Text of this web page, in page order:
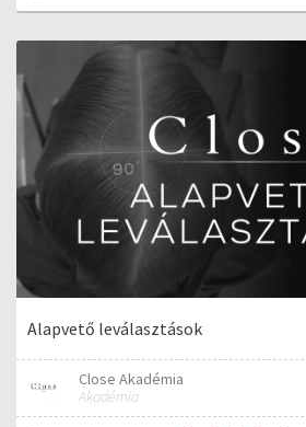
Alapvető leválasztások
Close Akadémia
Akadémia